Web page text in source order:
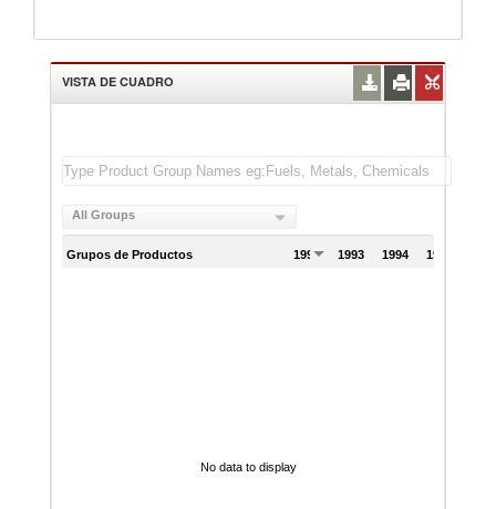
VISTA DE CUADRO
All Groups
Grupos de Productos 1992 1993 1994 1995
No data to display